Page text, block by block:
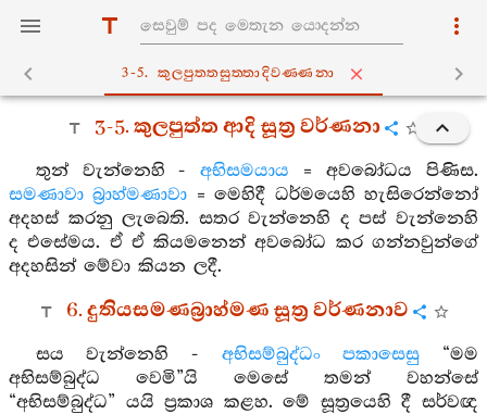
3-5. කුලපුත‍්තසුත‍්තාදිවණ‍්ණනා
3-5. කුලපුත්ත ආදි සූත්‍ර වර්ණනා
තුන් වැන්නෙහි -අභිසමයාය = අවබෝධය පිණිස.
සමණාවා බ්‍රාහ්මණාවා = මෙහිදී ධර්මයෙහි හැසිරෙන්නෝ
අදහස් කරනු ලැබෙති. සතර වැන්නෙහි ද පස් වැන්නෙහි
ද එසේමය. ඒ ඒ කියමනෙන් අවබෝධ කර ගන්නවුන්ගේ
අදහසින් මේවා කියන ලදී.
6. දුතියසමණබ්‍රාහ්මණ සූත්‍ර වර්ණනාව
සය වැන්නෙහි - අභිසම්බුද්ධං පකාසෙසු “මම
අභිසම්බුද්ධ වෙමි”යි මෙසේ තමන් වහන්සේ
“අභිසම්බුද්ධ” යයි ප්‍රකාශ කළහ. මේ සූත්‍රයෙහි දී සර්වඥ